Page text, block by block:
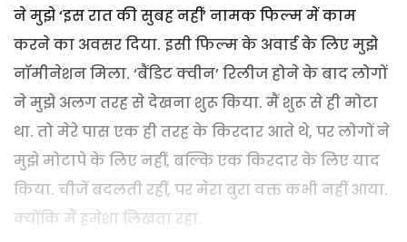
ने मुझे ‘इस रात की सुबह नहीं’ नामक फिल्म में काम
करने का अवसर दिया. इसी फिल्म के अवार्ड के लिए मुझे
नॉमीनेशन मिला. ‘बैंडिट क्वीन’ रिलीज होने के बाद लोगों
ने मुझे अलग तरह से देखना शुरू किया. मैं शुरू से ही मोटा
था. तो मेरे पास एक ही तरह के किरदार आते थे, पर लोगों ने
मुझे मोटापे के लिए नहीं, बल्कि एक किरदार के लिए याद
किया. चीजें बदलती रहीं, पर मेरा बुरा वक्त कभी नहीं आया.
क्योंकि मैं हमेशा लिखता रहा.